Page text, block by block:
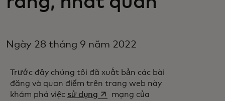
Ngày 28 tháng 9 năm 2022
Trước đây chúng tôi đã xuất bản các bài
đăng và quan điểm trên trang web này
khám phá việc sử dụngopens in a new tab
mạng của